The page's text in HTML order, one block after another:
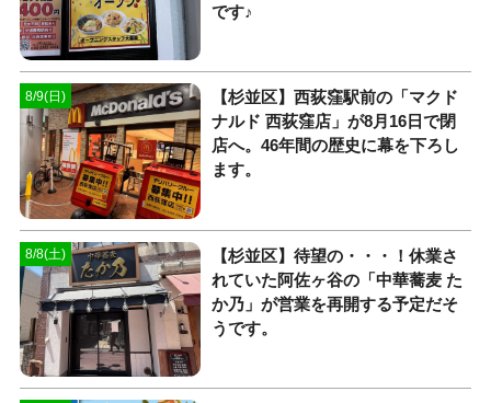
です♪
8/9(日)
【杉並区】西荻窪駅前の「マクド
ナルド 西荻窪店」が8月16日で閉
店へ。46年間の歴史に幕を下ろし
ます。
8/8(土)
【杉並区】待望の・・・！休業さ
れていた阿佐ヶ谷の「中華蕎麦 た
か乃」が営業を再開する予定だそ
うです。